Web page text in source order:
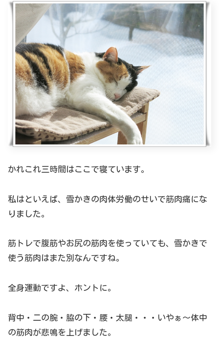
かれこれ三時間はここで寝ています。
私はといえば、雪かきの肉体労働のせいで筋肉痛にな
りました。
筋トレで腹筋やお尻の筋肉を使っていても、雪かきで
使う筋肉はまた別なんですね。
全身運動ですよ、ホントに。
背中・二の腕・脇の下・腰・太腿・・・いやぁ～体中
の筋肉が悲鳴を上げました。